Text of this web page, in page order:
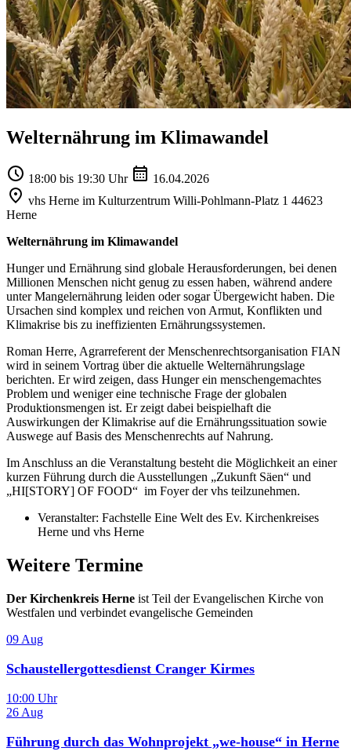
Welternährung im Klimawandel
18:00 bis 19:30 Uhr
16.04.2026
vhs Herne im Kulturzentrum Willi-Pohlmann-Platz 1 44623
Herne
Welternährung im Klimawandel
Hunger und Ernährung sind globale Herausforderungen, bei denen
Millionen Menschen nicht genug zu essen haben, während andere
unter Mangelernährung leiden oder sogar Übergewicht haben. Die
Ursachen sind komplex und reichen von Armut, Konflikten und
Klimakrise bis zu ineffizienten Ernährungssystemen.
Roman Herre, Agrarreferent der Menschenrechtsorganisation FIAN
wird in seinem Vortrag über die aktuelle Welternährungslage
berichten. Er wird zeigen, dass Hunger ein menschengemachtes
Problem und weniger eine technische Frage der globalen
Produktionsmengen ist. Er zeigt dabei beispielhaft die
Auswirkungen der Klimakrise auf die Ernährungssituation sowie
Auswege auf Basis des Menschenrechts auf Nahrung.
Im Anschluss an die Veranstaltung besteht die Möglichkeit an einer
kurzen Führung durch die Ausstellungen „Zukunft Säen“ und
„HI[STORY] OF FOOD“ im Foyer der vhs teilzunehmen.
Veranstalter: Fachstelle Eine Welt des Ev. Kirchenkreises
Herne und vhs Herne
Weitere Termine
Der Kirchenkreis Herne ist Teil der Evangelischen Kirche von
Westfalen und verbindet evangelische Gemeinden
09 Aug
Schaustellergottesdienst Cranger Kirmes
10:00 Uhr
26 Aug
Führung durch das Wohnprojekt „we-house“ in Herne